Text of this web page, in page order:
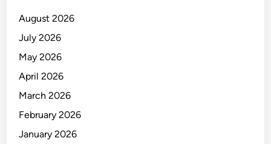
August 2026
July 2026
May 2026
April 2026
March 2026
February 2026
January 2026